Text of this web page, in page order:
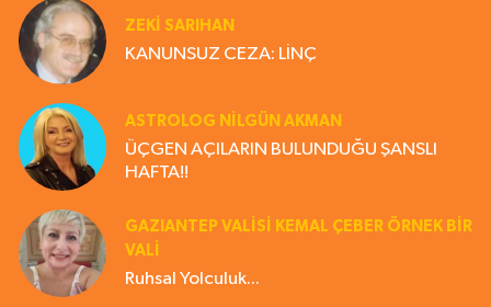
ZEKI SARIHAN
KANUNSUZ CEZA: LİNÇ
ASTROLOG NILGÜN AKMAN
ÜÇGEN AÇILARIN BULUNDUĞU ŞANSLI
HAFTA!!
GAZIANTEP VALISI KEMAL ÇEBER ÖRNEK BİR
VALİ
Ruhsal Yolculuk...